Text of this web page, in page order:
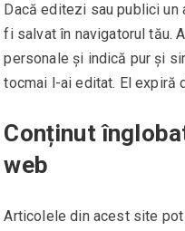
Dacă editezi sau publici un
fi salvat în navigatorul tău.
personale și indică pur și
tocmai l-ai editat. El expiră
Conținut
web
Articolele din acest site